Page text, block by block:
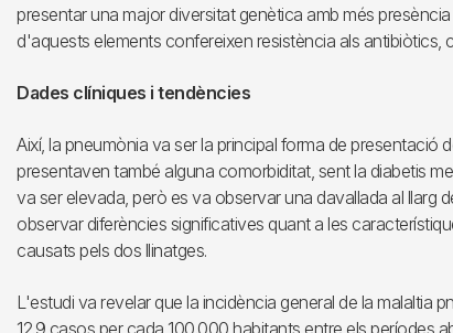
presentar una major diversitat genètica amb més
d'aquests elements confereixen resistència als
Dades clíniques i tendències
Així, la pneumònia va ser la principal forma de presentació
presentaven també alguna comorbiditat, sent la diabetis
va ser elevada, però es va observar una davallada al llarg
observar diferències significatives quant a les
causats pels dos llinatges.
L'estudi va revelar que la incidència general de la malaltia
12.9 casos per cada 100.000 habitants entre els períodes